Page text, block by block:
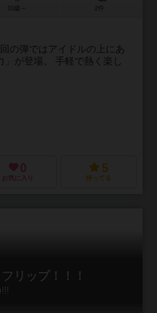
の弾ではアイドルの上にあ
が登場。 手軽で熱く楽し
0
お気に入り
5
持ってる
リップ！！！